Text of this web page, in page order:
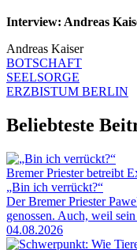
Interview: Andreas
Andreas Kaiser
BOTSCHAFT
SEELSORGE
ERZBISTUM BERLIN
Beliebteste
Bremer Priester betreibt
„Bin ich verrückt?“
Der Bremer Priester
genossen. Auch, weil
04.08.2026